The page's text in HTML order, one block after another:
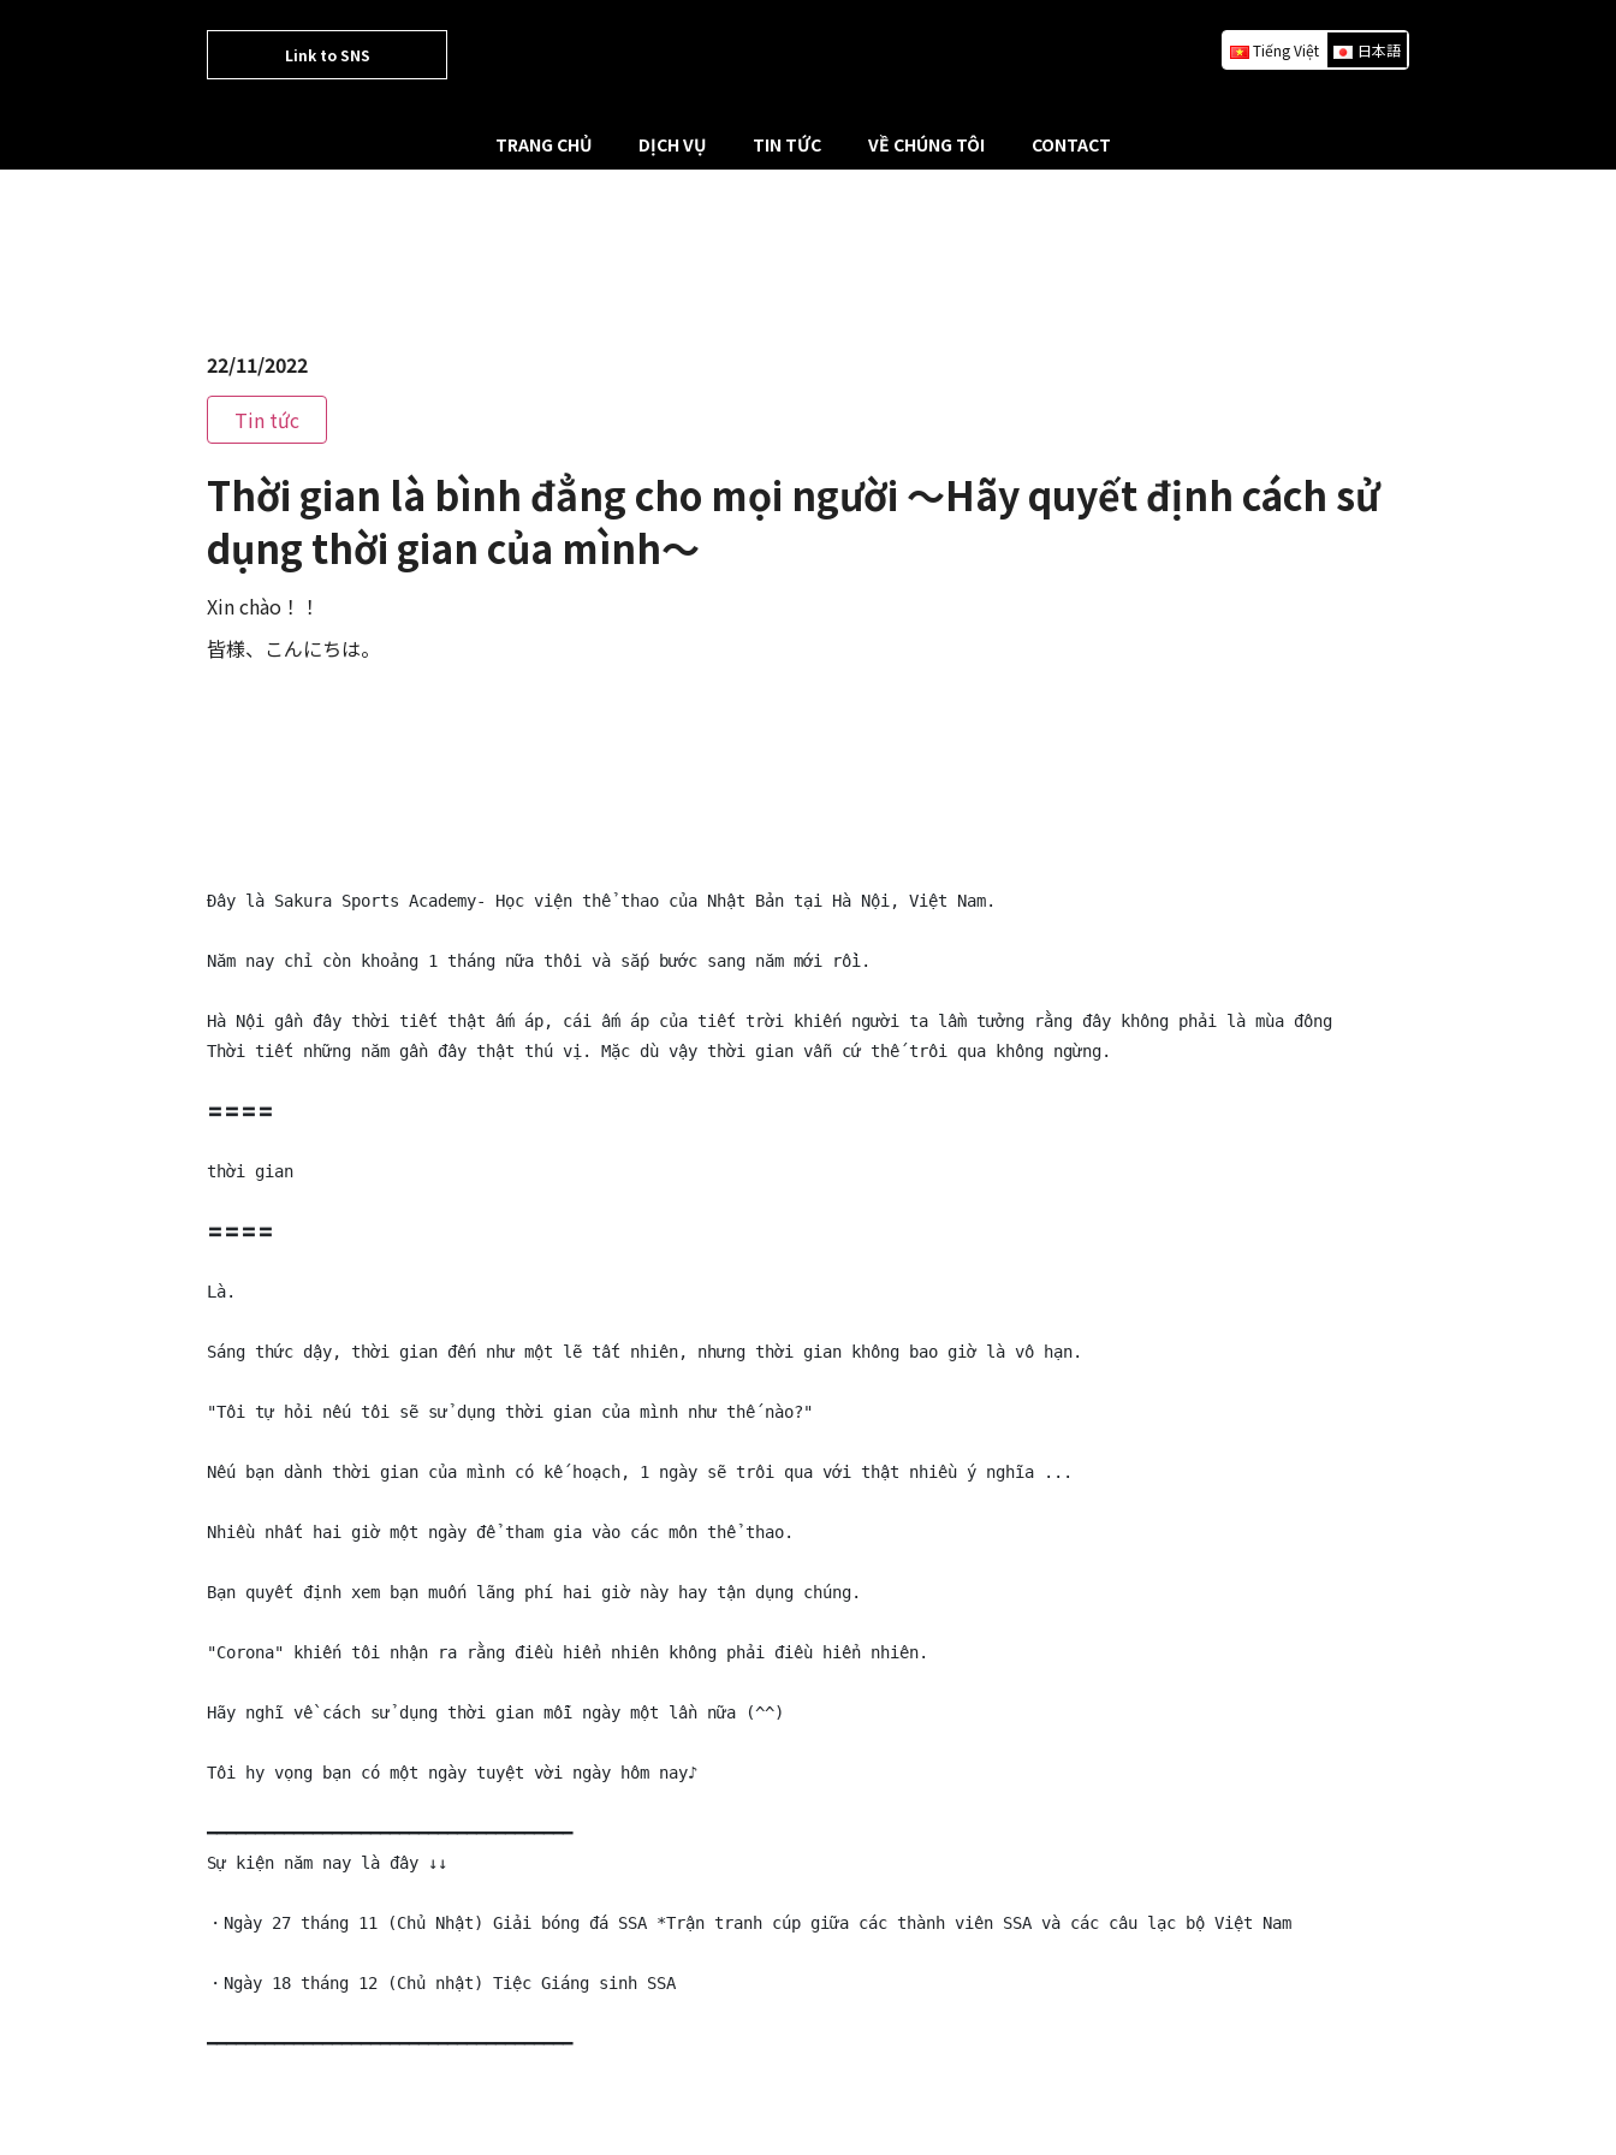
Link to SNS Tiếng Việt 日本語
TRANG CHỦ DỊCH VỤ TIN TỨC VỀ CHÚNG TÔI CONTACT
22/11/2022
Tin tức
Thời gian là bình đẳng cho mọi người ～Hãy quyết định cách sử
dụng thời gian của mình～
Xin chào！！
皆様、こんにちは。
Đây là Sakura Sports Academy- Học viện thể thao của Nhật Bản tại Hà Nội, Việt Nam.
Năm nay chỉ còn khoảng 1 tháng nữa thôi và sắp bước sang năm mới rồi.
Hà Nội gần đây thời tiết thật ấm áp, cái ấm áp của tiết trời khiến người ta lầm tưởng rằng đây không phải là mùa đông
Thời tiết những năm gần đây thật thú vị. Mặc dù vậy thời gian vẫn cứ thế trôi qua không ngừng.
〓〓〓〓
thời gian
〓〓〓〓
Là.
Sáng thức dậy, thời gian đến như một lẽ tất nhiên, nhưng thời gian không bao giờ là vô hạn.
"Tôi tự hỏi nếu tôi sẽ sử dụng thời gian của mình như thế nào?"
Nếu bạn dành thời gian của mình có kế hoạch, 1 ngày sẽ trôi qua với thật nhiều ý nghĩa ...
Nhiều nhất hai giờ một ngày để tham gia vào các môn thể thao.
Bạn quyết định xem bạn muốn lãng phí hai giờ này hay tận dụng chúng.
"Corona" khiến tôi nhận ra rằng điều hiển nhiên không phải điều hiển nhiên.
Hãy nghĩ về cách sử dụng thời gian mỗi ngày một lần nữa (^^)
Tôi hy vọng bạn có một ngày tuyệt vời ngày hôm nay♪
━━━━━━━━━━━━━━━━━━━━━━━━━━━━━━━━━━━━━━
Sự kiện năm nay là đây ↓↓
・Ngày 27 tháng 11 (Chủ Nhật) Giải bóng đá SSA *Trận tranh cúp giữa các thành viên SSA và các câu lạc bộ Việt Nam
・Ngày 18 tháng 12 (Chủ nhật) Tiệc Giáng sinh SSA
━━━━━━━━━━━━━━━━━━━━━━━━━━━━━━━━━━━━━━